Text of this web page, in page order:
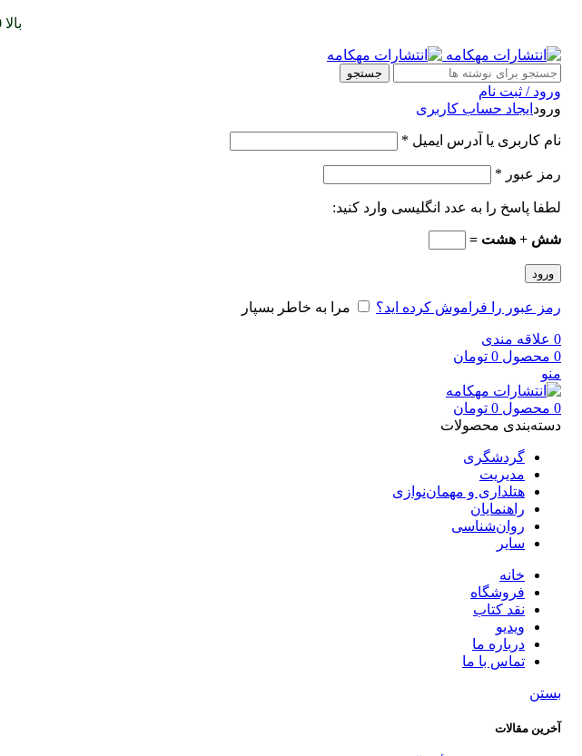
بالا 100 هزار تومان
جستجو
ورود / ثبت نام
ورود ایجاد حساب کاربری
نام کاربری یا آدرس ایمیل *
رمز عبور *
لطفا پاسخ را به عدد انگلیسی وارد کنید:
شش + هشت =
ورود
رمز عبور را فراموش کرده اید؟ مرا به خاطر بسپار
0 علاقه مندی
0 محصول 0 تومان
منو
0 محصول 0 تومان
دسته‌بندی محصولات
گردشگری
مدیریت
هتلداری و مهمان‌نوازی
راهنمایان
روان‌شناسی
سایر
خانه
فروشگاه
نقد کتاب
ویدیو
درباره‌ ما
تماس با ما
بستن
آخرین مقالات